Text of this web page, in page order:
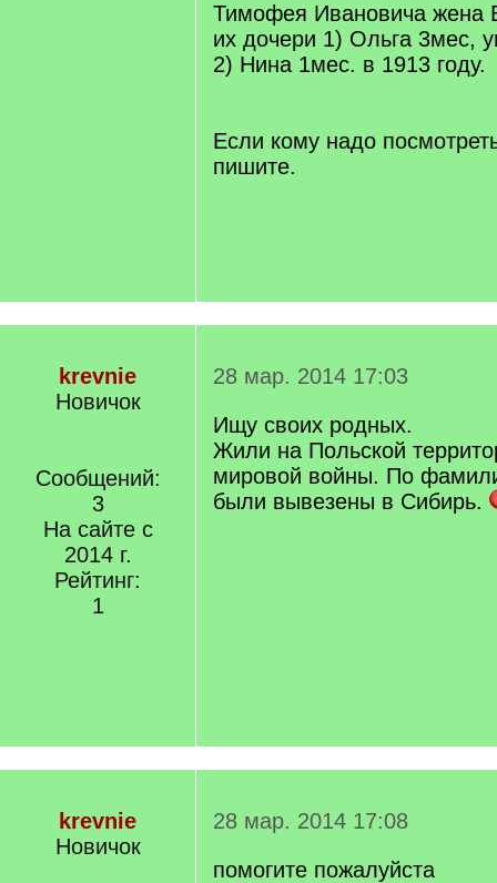
Тимофея Ивановича жена
их дочери 1) Ольга 3мес,
2) Нина 1мес. в 1913 году.
Если кому надо
пишите.
krevnie
Новичок
Сообщений:
3
На сайте с
2014 г.
Рейтинг:
1
28 мар. 2014 17:03
Ищу своих родных.
Жили на Польской
мировой войны. По
были вывезены в Сибирь.
krevnie
Новичок
28 мар. 2014 17:08
помогите пожалуйста